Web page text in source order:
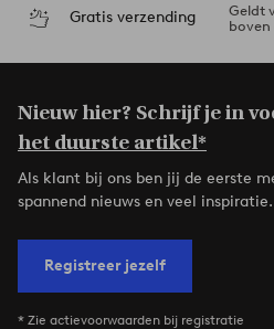
Gratis verzending
Geldt
boven
Nieuw hier? Schrijf je in
het duurste artikel*
Als klant bij ons ben jij de eerste
spannend nieuws en veel inspiratie.
Registreer jezelf
* Zie actievoorwaarden bij registratie